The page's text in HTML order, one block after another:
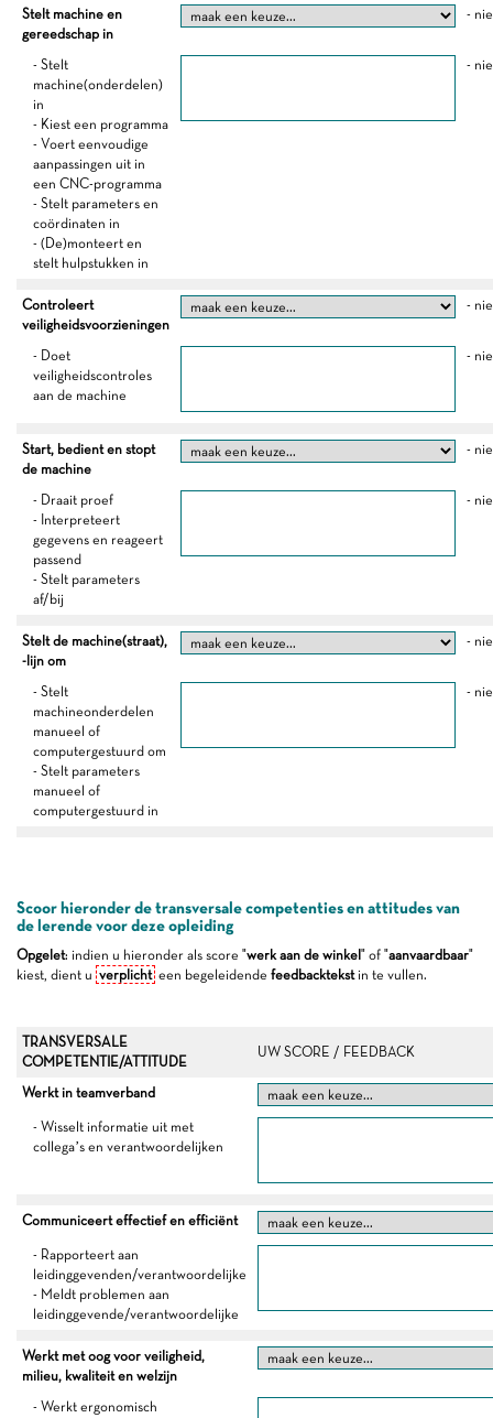
Stelt machine en
gereedschap in
-
- Stelt
machine(onderdelen)
in
- Kiest een programma
- Voert eenvoudige
aanpassingen uit in
een CNC-programma
- Stelt parameters en
coördinaten in
- (De)monteert en
stelt hulpstukken in
-
Controleert
veiligheidsvoorzieningen
-
- Doet
veiligheidscontroles
aan de machine
-
Start, bedient en stopt
de machine
-
- Draait proef
- Interpreteert
gegevens en reageert
passend
- Stelt parameters
af/bij
-
Stelt de machine(straat),
-lijn om
-
- Stelt
machineonderdelen
manueel of
computergestuurd om
- Stelt parameters
manueel of
computergestuurd in
-
Scoor hieronder de transversale competenties en attitudes van
de lerende voor deze opleiding
Opgelet: indien u hieronder als score "werk aan de winkel " of "aanvaardbaar"
kiest, dient u verplicht een begeleidende feedbacktekstin te vullen.
TRANSVERSALE
COMPETENTIE/ATTITUDE
UW SCORE / FEEDBACK
Werkt in teamverband
- Wisselt informatie uit met
collega’s en verantwoordelijken
Communiceert effectief en efficiënt
- Rapporteert aan
leidinggevenden/verantwoordelijke
- Meldt problemen aan
leidinggevende/verantwoordelijke
Werkt met oog voor veiligheid,
milieu, kwaliteit en welzijn
- Werkt ergonomisch